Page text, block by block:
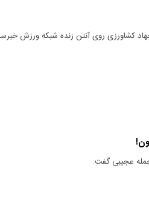
کشاورزی روی آنتن زنده شبکه ورزش
جمله عجیبی گفت.